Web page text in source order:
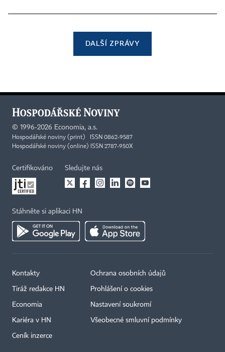
DALŠÍ ZPRÁVY
© 1996-2026 Economia, a.s.
Hospodářské noviny (print) ISSN 0862-9587
Hospodářské noviny (online) ISSN 2787-950X
Certifikováno Sledujte nás
Stáhněte si aplikaci HN
Kontakty
Tiráž redakce HN
Economia
Kariéra v HN
Ceník inzerce
Ochrana osobních údajů
Prohlášení o cookies
Nastavení soukromí
Všeobecné smluvní podmínky